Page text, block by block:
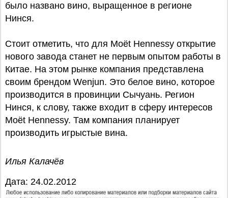
было названо вино, выращенное в регионе
Нинся.
Стоит отметить, что для Moët Hennessy открытие
нового завода станет не первым опытом работы в
Китае. На этом рынке компания представлена
своим брендом Wenjun. Это белое вино, которое
производится в провинции Сычуань. Регион
Нинся, к слову, также входит в сферу интересов
Moët Hennessy. Там компания планирует
производить игрыстые вина.
Илья Калачёв
Дата: 24.02.2012